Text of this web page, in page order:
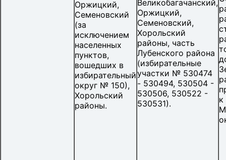
Оржицкий,
Семеновский
(за
исключением
населенных
пунктов,
вошедших в
избирательный
округ № 150),
Хорольский
районы.
Великобагачанский,
Оржицкий,
Семеновский,
Хорольский
районы, часть
Лубенского района
(избирательные
участки № 530474
- 530494, 530504 -
530506, 530522 -
530531).
к